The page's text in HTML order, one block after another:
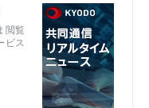
閲覧
ビス